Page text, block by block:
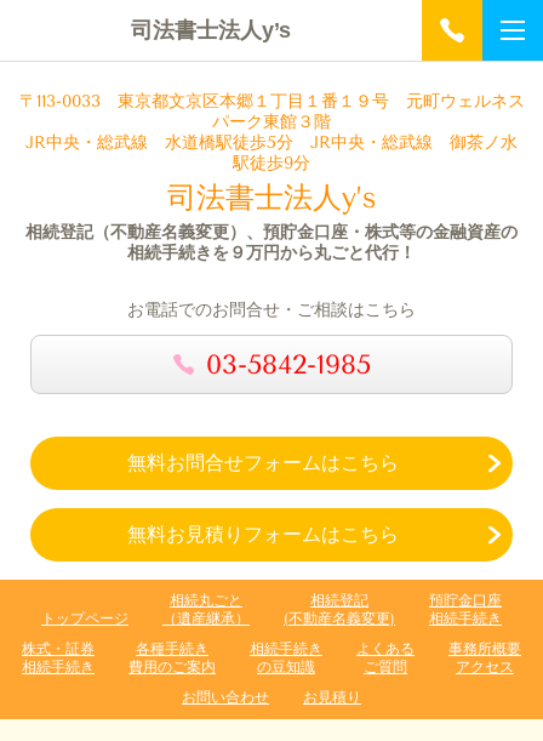
司法書士法人y’s
〒113-0033 東京都文京区本郷１丁目１番１９号 元町ウェルネス
パーク東館３階
JR中央・総武線 水道橋駅徒歩5分 JR中央・総武線 御茶ノ水
駅徒歩9分
司法書士法人y’s
相続登記（不動産名義変更）、預貯金口座・株式等の金融資産の
相続手続きを９万円から丸ごと代行！
お電話でのお問合せ・ご相談はこちら
03-5842-1985
無料お問合せフォームはこちら
無料お見積りフォームはこちら
トップページ
相続丸ごと
（遺産継承）
相続登記
(不動産名義変更)
預貯金口座
相続手続き
株式・証券
相続手続き
各種手続き
費用のご案内
相続手続き
の豆知識
よくある
ご質問
事務所概要
アクセス
お問い合わせ
お見積り